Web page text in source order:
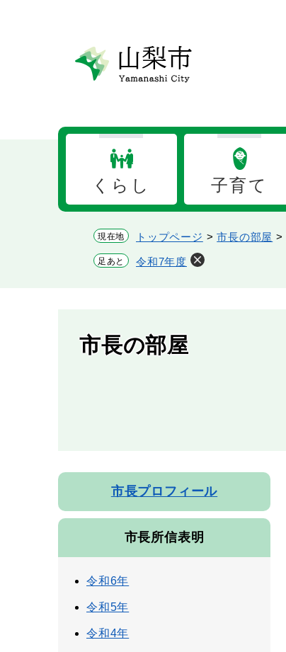
くらし 子育て
現在地 トップページ >市長の部屋 >
足あと 令和7年度
市長の部屋
市長プロフィール
市長所信表明
令和6年
令和5年
令和4年